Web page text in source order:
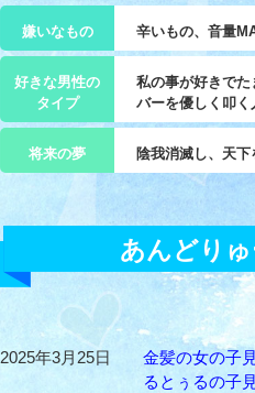
嫌いなもの 辛いもの、音量
好きな男性の
タイプ
私の事が好きでた
バーを優しく叩く
将来の夢 陰我消滅し、天下
あんどり
2025年3月25日
金髪の女の子
るとぅるの子